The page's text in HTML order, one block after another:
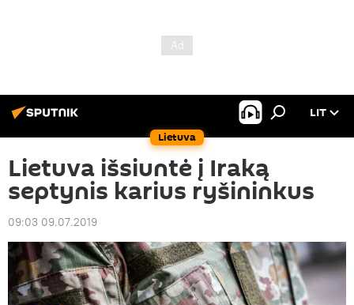
Lietuva
LIT
Lietuva išsiuntė į Iraką
septynis karius ryšininkus
09:03 09.07.2019